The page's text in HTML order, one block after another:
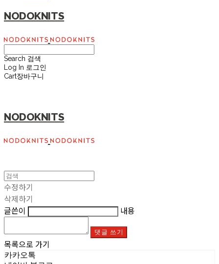
NODOKNITS
Search 검색
Log In 로그인
Cart장바구니
NODOKNITS
수정하기
삭제하기
글쓴이
내용
댓글 쓰기
목록으로 가기
카카오톡